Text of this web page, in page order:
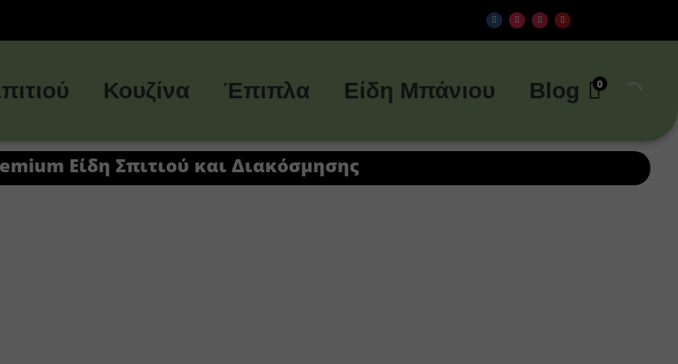
Κουζίνα Έπιπλα Είδη Μπάνιου Blog 0
Είδη Σπιτιού και Διακόσμησης